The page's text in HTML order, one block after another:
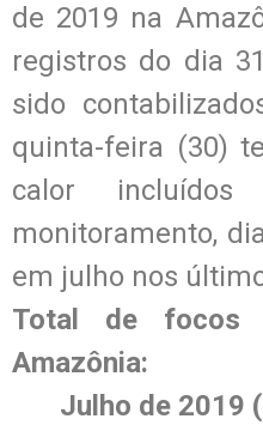
de 2019 na
registros do dia
sido
quinta-feira (30)
calor
monitoramento,
em julho nos
Total de focos
Amazônia:
Julho de 2019